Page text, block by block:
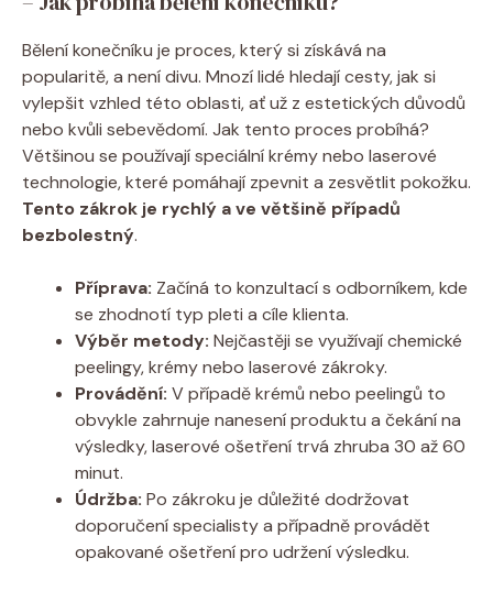
Bělení konečníku je proces, který si získává na
popularitě, a není divu. Mnozí lidé hledají cesty, jak si
vylepšit vzhled této oblasti, ať už z estetických důvodů
nebo kvůli sebevědomí. Jak tento proces probíhá?
Většinou se používají speciální krémy nebo laserové
technologie, které pomáhají zpevnit a zesvětlit pokožku.
Tento zákrok je rychlý a ve většině případů
bezbolestný.
Příprava: Začíná to konzultací s odborníkem, kde
se zhodnotí typ pleti a cíle klienta.
Výběr metody: Nejčastěji se využívají chemické
peelingy, krémy nebo laserové zákroky.
Provádění: V případě krémů nebo peelingů to
obvykle zahrnuje nanesení produktu a čekání na
výsledky, laserové ošetření trvá zhruba 30 až 60
minut.
Údržba: Po zákroku je důležité dodržovat
doporučení specialisty a případně provádět
opakované ošetření pro udržení výsledku.